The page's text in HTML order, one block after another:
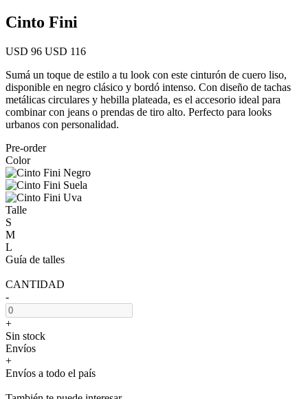
Cinto Fini
USD 96 USD 116
Sumá un toque de estilo a tu look con este cinturón de cuero liso,
disponible en negro clásico y bordó intenso. Con diseño de tachas
metálicas circulares y hebilla plateada, es el accesorio ideal para
combinar con jeans o prendas de tiro alto. Perfecto para looks
urbanos con personalidad.
Pre-order
Color
Talle
S
M
L
Guía de talles
CANTIDAD
-
+
Sin stock
Envíos
+
Envíos a todo el país